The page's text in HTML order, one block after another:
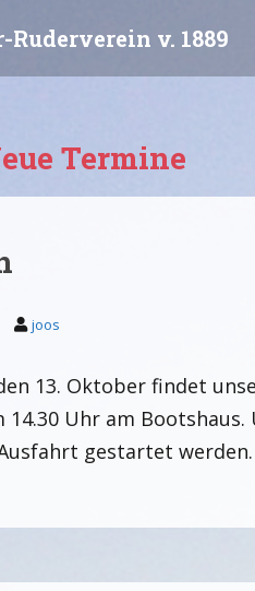
v. 1889
Termine
joos
13. Oktober findet
Uhr am Bootshaus.
gestartet